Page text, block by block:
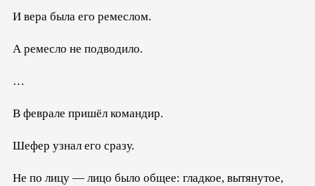
И вера была его ремеслом.
А ремесло не подводило.
…
В феврале пришёл командир.
Шефер узнал его сразу.
Не по лицу — лицо было общее: гладкое, вытянутое,